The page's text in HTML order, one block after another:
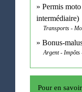
Permis
intermédiaire)
Transports -
Bonus-
Argent - Impôts
Pour en